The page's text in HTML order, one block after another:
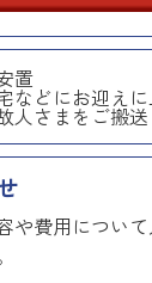
置
などにお迎え
人さまをご搬送
や費用につい